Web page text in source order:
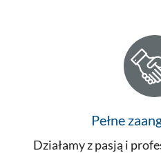
Pełne
Działamy z pasją i